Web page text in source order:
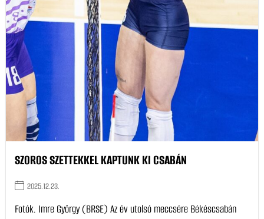
SZOROS SZETTEKKEL KAPTUNK KI CSABÁN
2025.12.23.
Fotók. Imre György (BRSE) Az év utolsó meccsére Békéscsabán